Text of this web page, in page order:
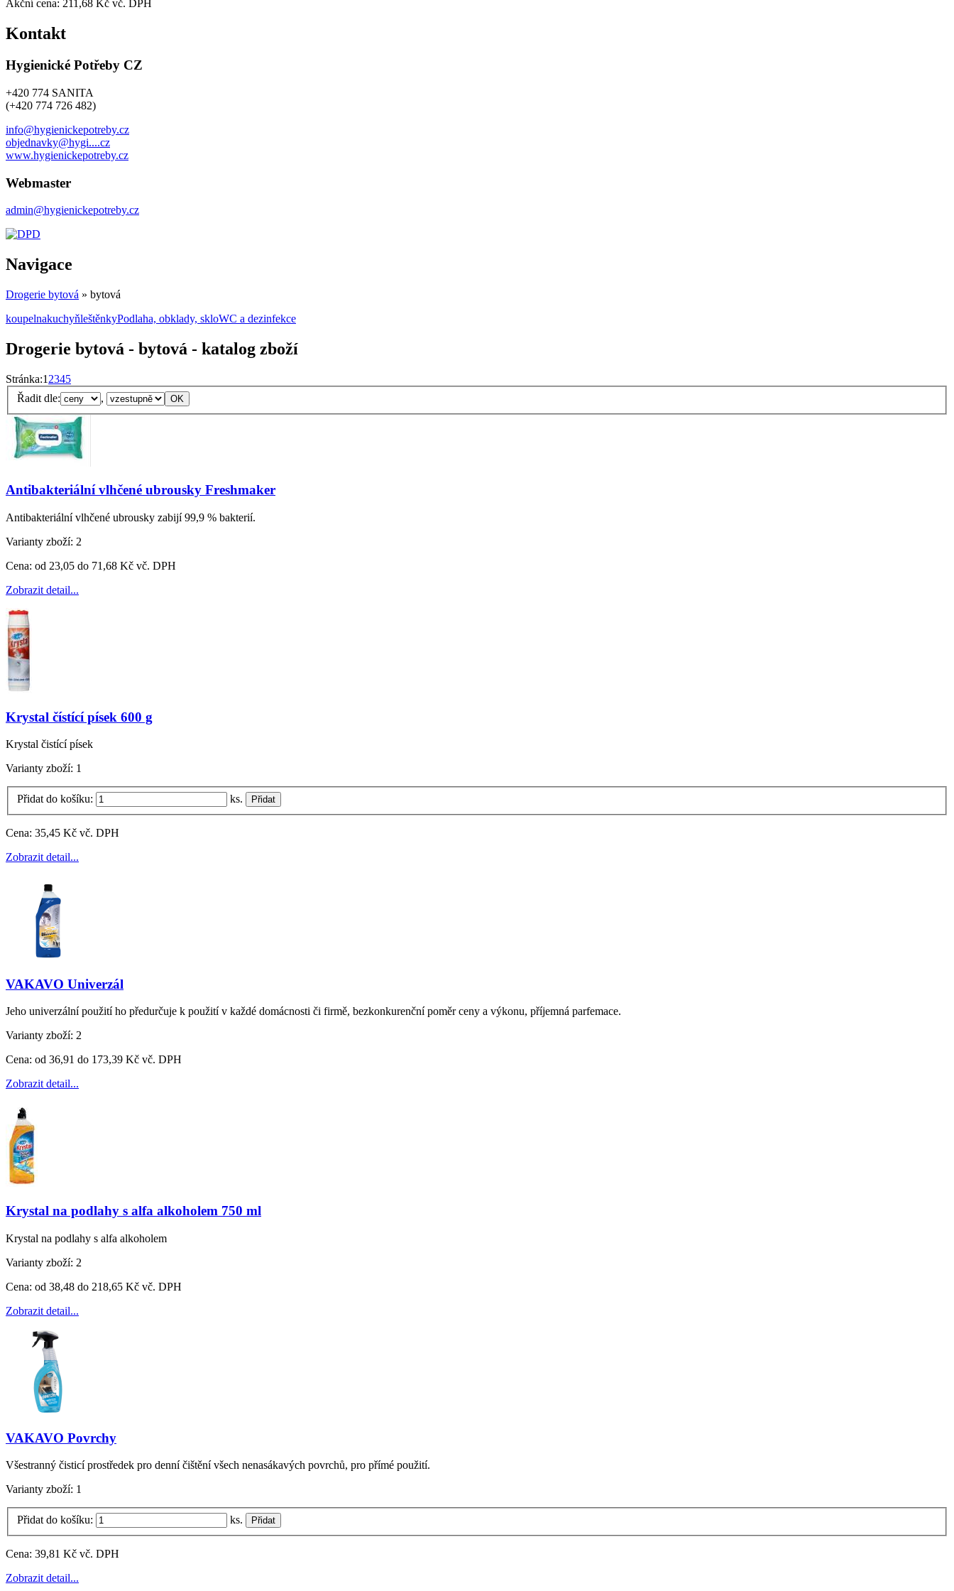
Akční cena: 211,68 Kč vč. DPH
Kontakt
Hygienické Potřeby CZ
+420 774 SANITA
(+420 774 726 482)
info@hygienickepotreby.cz
objednavky@hygi....cz
www.hygienickepotreby.cz
Webmaster
admin@hygienickepotreby.cz
Navigace
Drogerie bytová » bytová
koupelnakuchyňleštěnkyPodlaha, obklady, skloWC a dezinfekce
Drogerie bytová - bytová - katalog zboží
Stránka:1 2345
Řadit dle:
,
Antibakteriální vlhčené ubrousky Freshmaker
Antibakteriální vlhčené ubrousky zabijí 99,9 % bakterií.
Varianty zboží: 2
Cena: od 23,05 do 71,68 Kč vč. DPH
Zobrazit detail...
Krystal čístící písek 600 g
Krystal čistící písek
Varianty zboží: 1
Přidat do košíku: ks.
Cena: 35,45 Kč vč. DPH
Zobrazit detail...
VAKAVO Univerzál
Jeho univerzální použití ho předurčuje k použití v každé domácnosti či firmě, bezkonkurenční poměr ceny a výkonu, příjemná parfemace.
Varianty zboží: 2
Cena: od 36,91 do 173,39 Kč vč. DPH
Zobrazit detail...
Krystal na podlahy s alfa alkoholem 750 ml
Krystal na podlahy s alfa alkoholem
Varianty zboží: 2
Cena: od 38,48 do 218,65 Kč vč. DPH
Zobrazit detail...
VAKAVO Povrchy
Všestranný čisticí prostředek pro denní čištění všech nenasákavých povrchů, pro přímé použití.
Varianty zboží: 1
Přidat do košíku: ks.
Cena: 39,81 Kč vč. DPH
Zobrazit detail...